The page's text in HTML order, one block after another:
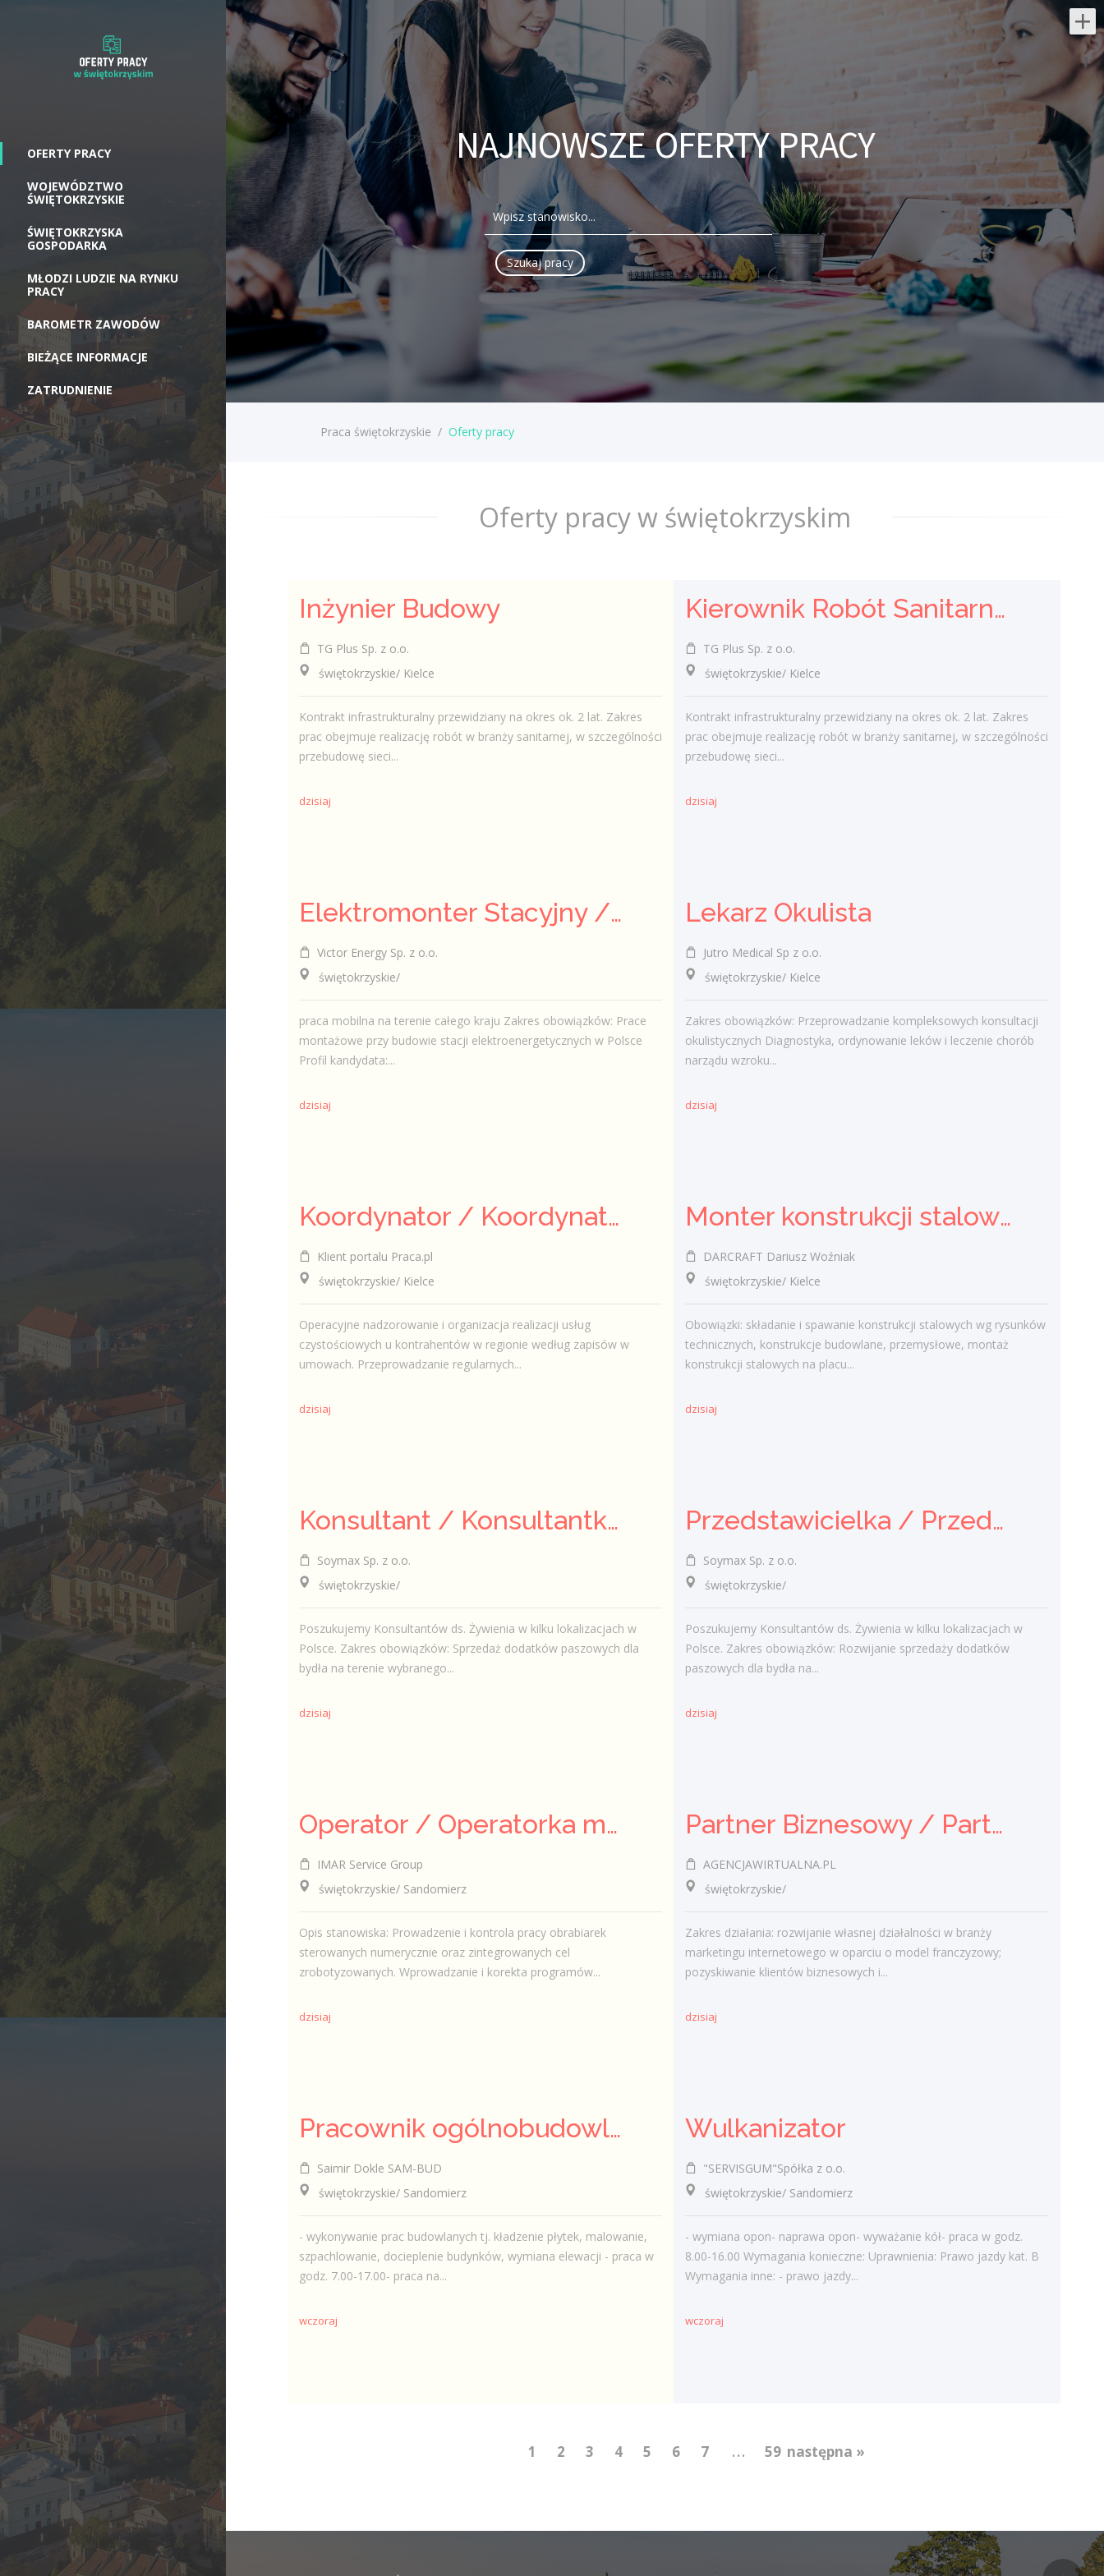
Najnowsze oferty pracy:
Inżynier Budowy
TG Plus Sp. z o.o.
świętokrzyskie/ Kielce
Kontrakt infrastrukturalny przewidziany na
okres ok. 2 lat. Zakres prac obejmuje
realizację robót w branży sanitarnej, w
szczególności przebudowę sieci...
dzisiaj
Kierownik Robót Sanitarnych
TG Plus Sp. z o.o.
świętokrzyskie/ Kielce
Kontrakt infrastrukturalny przewidziany na
okres ok. 2 lat. Zakres prac obejmuje
Elektromonter Stacyjny /
Victor Energy Sp. z o.o.
świętokrzyskie/
dzisiaj
Diagnostyka, ordynowanie leków i leczenie
Usług Serwisowych i
Zespołów Terenowych
regularnych...
Praca
2 lutego 2021
Dobry lider, czyli jaki?
admin-Obcokrajowcy w
świętokrzyskim
admin -Aktywizacja zawodowa osób
niepełnosprawnych w świętokrzyskim
czytelnik
OFERTY PRACY
WOJEWÓDZTWO
ŚWIĘTOKRZYSKIE
ŚWIĘTOKRZYSKA
GOSPODARKA
MŁODZI LUDZIE NA RYNKU
PRACY
BAROMETR ZAWODÓW
BIEŻĄCE INFORMACJE
ZATRUDNIENIE
NAJNOWSZE OFERTY PRACY
Praca świętokrzyskie / Oferty pracy
Oferty pracy w świętokrzyskim
Inżynier Budowy
TG Plus Sp. z o.o.
świętokrzyskie/ Kielce
Kontrakt infrastrukturalny przewidziany na okres ok. 2 lat. Zakres
prac obejmuje realizację robót w branży sanitarnej, w szczególności
przebudowę sieci...
dzisiaj
Kierownik Robót Sanitarnych
TG Plus Sp. z o.o.
świętokrzyskie/ Kielce
Kontrakt infrastrukturalny przewidziany na okres ok. 2 lat. Zakres
prac obejmuje realizację robót w branży sanitarnej, w szczególności
przebudowę sieci...
dzisiaj
Elektromonter Stacyjny / Elektromonterka Stacyjna (K/M)
Victor Energy Sp. z o.o.
świętokrzyskie/
praca mobilna na terenie całego kraju Zakres obowiązków: Prace
montażowe przy budowie stacji elektroenergetycznych w Polsce
Profil kandydata:...
dzisiaj
Lekarz Okulista
Jutro Medical Sp z o.o.
świętokrzyskie/ Kielce
Zakres obowiązków: Przeprowadzanie kompleksowych konsultacji
okulistycznych Diagnostyka, ordynowanie leków i leczenie chorób
narządu wzroku...
dzisiaj
Koordynator / Koordynatorka Usług Serwisowych i Zespołów Terenowych
Klient portalu Praca.pl
świętokrzyskie/ Kielce
Operacyjne nadzorowanie i organizacja realizacji usług
czystościowych u kontrahentów w regionie według zapisów w
umowach. Przeprowadzanie regularnych...
dzisiaj
Monter konstrukcji stalowych - ślusarz (K/M/I)
DARCRAFT Dariusz Woźniak
świętokrzyskie/ Kielce
Obowiązki: składanie i spawanie konstrukcji stalowych wg rysunków
technicznych, konstrukcje budowlane, przemysłowe, montaż
konstrukcji stalowych na placu...
dzisiaj
Konsultant / Konsultantka ds. żywienia
Soymax Sp. z o.o.
świętokrzyskie/
Poszukujemy Konsultantów ds. Żywienia w kilku lokalizacjach w
Polsce. Zakres obowiązków: Sprzedaż dodatków paszowych dla
bydła na terenie wybranego...
dzisiaj
Przedstawicielka / Przedstawiciel Handlowy ds. Żywienia Zwierząt
Soymax Sp. z o.o.
świętokrzyskie/
Poszukujemy Konsultantów ds. Żywienia w kilku lokalizacjach w
Polsce. Zakres obowiązków: Rozwijanie sprzedaży dodatków
paszowych dla bydła na...
dzisiaj
Operator / Operatorka maszyn CNC (K/M)
IMAR Service Group
świętokrzyskie/ Sandomierz
Opis stanowiska: Prowadzenie i kontrola pracy obrabiarek
sterowanych numerycznie oraz zintegrowanych cel
zrobotyzowanych. Wprowadzanie i korekta programów...
dzisiaj
Partner Biznesowy / Partnerka Biznesowa – agencja marketingu online
AGENCJAWIRTUALNA.PL
świętokrzyskie/
Zakres działania: rozwijanie własnej działalności w branży
marketingu internetowego w oparciu o model franczyzowy;
pozyskiwanie klientów biznesowych i...
dzisiaj
Pracownik ogólnobudowlany ( k/m)
Saimir Dokle SAM-BUD
świętokrzyskie/ Sandomierz
- wykonywanie prac budowlanych tj. kładzenie płytek, malowanie,
szpachlowanie, docieplenie budynków, wymiana elewacji - praca w
godz. 7.00-17.00- praca na...
wczoraj
Wulkanizator
"SERVISGUM"Spółka z o.o.
świętokrzyskie/ Sandomierz
- wymiana opon- naprawa opon- wyważanie kół- praca w godz.
8.00-16.00 Wymagania konieczne: Uprawnienia: Prawo jazdy kat. B
Wymagania inne: - prawo jazdy...
wczoraj
1 2 3 4 5 6 7 ... 59 następna »